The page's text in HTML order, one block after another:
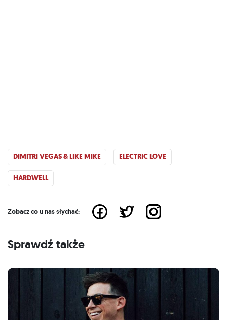
DIMITRI VEGAS & LIKE MIKE ELECTRIC LOVE
HARDWELL
Zobacz co u nas słychać:
Sprawdź także